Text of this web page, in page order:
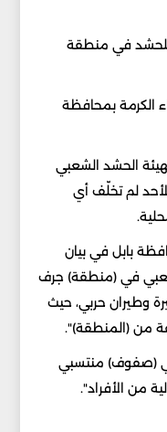
في منطقة
الكرمة بمحافظة
الحشد الشعبي
لم تخلّف أي
بابل في بيان
في (منطقة) جرف
وطيران حربي، حيث
من (المنطقة)".
(صفوف) منتسبي
من الأفراد".